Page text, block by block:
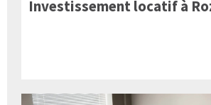
Investissement locatif à